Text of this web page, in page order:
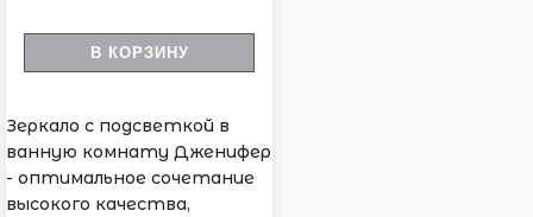
В КОРЗИНУ
Зеркало с подсветкой в
ванную комнату Дженифер
- оптимальное сочетание
высокого качества,